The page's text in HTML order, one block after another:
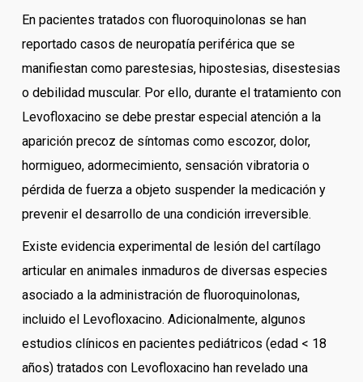
En pacientes tratados con fluoroquinolonas se han
reportado casos de neuropatía periférica que se
manifiestan como parestesias, hipostesias, disestesias
o debilidad muscular. Por ello, durante el tratamiento con
Levofloxacino se debe prestar especial atención a la
aparición precoz de síntomas como escozor, dolor,
hormigueo, adormecimiento, sensación vibratoria o
pérdida de fuerza a objeto suspender la medicación y
prevenir el desarrollo de una condición irreversible.
Existe evidencia experimental de lesión del cartílago
articular en animales inmaduros de diversas especies
asociado a la administración de fluoroquinolonas,
incluido el Levofloxacino. Adicionalmente, algunos
estudios clínicos en pacientes pediátricos (edad < 18
años) tratados con Levofloxacino han revelado una